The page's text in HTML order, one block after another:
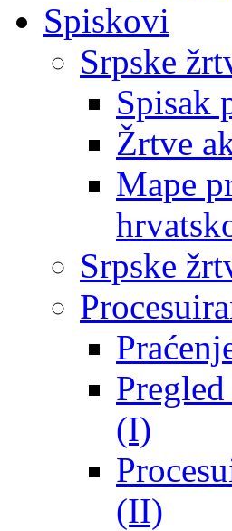
Spiskovi
Srpske
Spisak
Žrtve
Mape
Srpske
(I)
(II)